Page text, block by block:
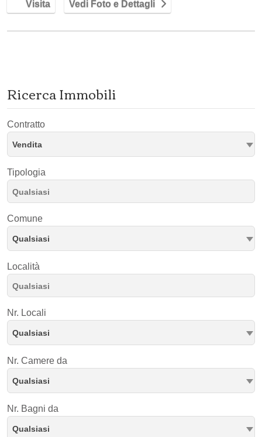
Visita Vedi Foto e Dettagli
Ricerca Immobili
Contratto
Vendita
Tipologia
Comune
Qualsiasi
Località
Nr. Locali
Qualsiasi
Nr. Camere da
Qualsiasi
Nr. Bagni da
Qualsiasi